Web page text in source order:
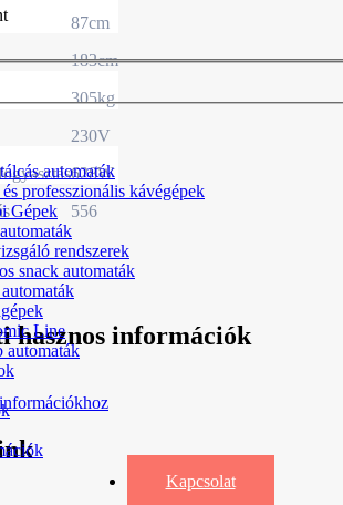
automaták
professzionális kávégépek
Gépek
rendszerek
snack automaták
Line
automaták
Kapcsolat
87cm
183cm
305kg
230V
628W
556
hasznos információk